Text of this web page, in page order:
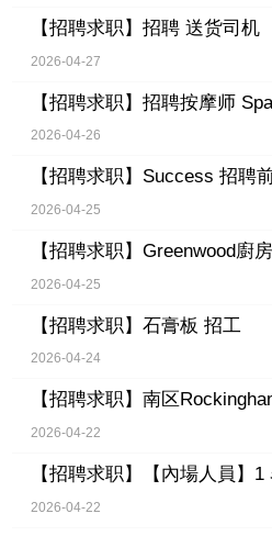
【招聘求职】 招聘 送货司机
2026-04-27
【招聘求职】 招聘按摩师
2026-04-26
【招聘求职】 Success 招聘
2026-04-25
【招聘求职】 Greenwood廚
2026-04-25
【招聘求职】 石膏板 招工
2026-04-24
【招聘求职】 南区
2026-04-22
【招聘求职】 【內場人員】1
2026-04-22